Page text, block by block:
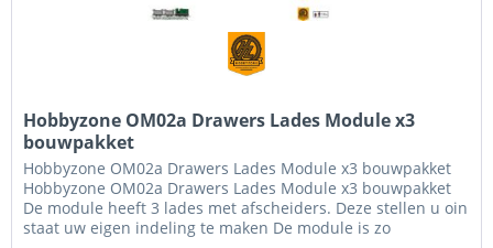
Hobbyzone OM02a Drawers Lades Module x3
bouwpakket
Hobbyzone OM02a Drawers Lades Module x3 bouwpakket
Hobbyzone OM02a Drawers Lades Module x3 bouwpakket
De module heeft 3 lades met afscheiders. Deze stellen u oin
staat uw eigen indeling te maken De module is zo